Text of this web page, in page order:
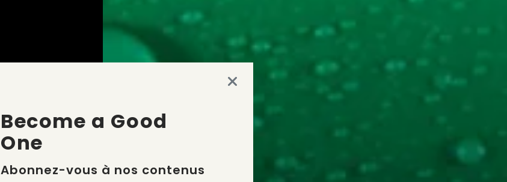
Become a Good
One
Abonnez-vous à nos contenus